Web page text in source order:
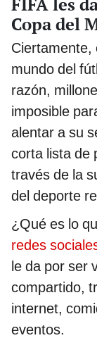
Copa del
Ciertamente,
mundo del
razón,
imposible
alentar a su
corta lista de
través de la
del deporte
¿Qué es lo
redes
le da por ser
compartido,
internet,
eventos.